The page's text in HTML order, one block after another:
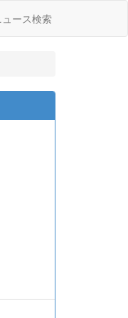
ュース検索